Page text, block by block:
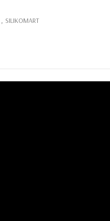
, SILIKOMART